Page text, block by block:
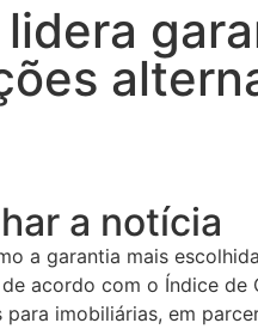
a notícia
a garantia mais
acordo com o Índice
para imobiliárias, em